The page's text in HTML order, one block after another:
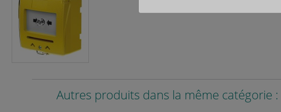
Autres produits dans la même catégorie :